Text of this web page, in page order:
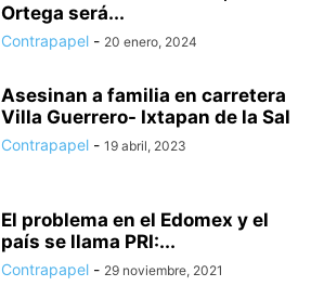
Ortega será...
Contrapapel - 20 enero, 2024
Asesinan a familia en carretera
Villa Guerrero- Ixtapan de la Sal
Contrapapel - 19 abril, 2023
El problema en el Edomex y el
país se llama PRI:...
Contrapapel - 29 noviembre, 2021